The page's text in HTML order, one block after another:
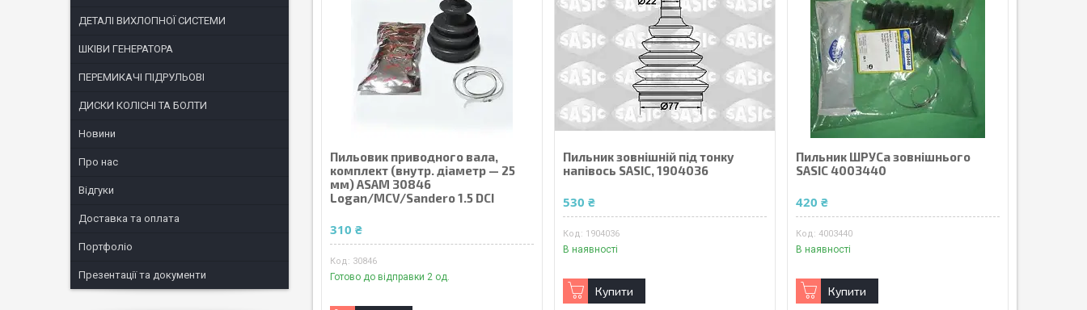
Пильовик приводного вала,
комплект (внутр. діаметр — 25
мм) ASAM 30846
Logan/MCV/Sandero 1.5 DCI
310 ₴
30846
Готово до відправки 2 од.
Пильник зовнішній під тонку
напівось SASIC, 1904036
530 ₴
1904036
В наявності
Купити
Пильник ШРУСа зовнішнього
SASIC 4003440
420 ₴
4003440
В наявності
Купити
ДЕТАЛІ ВИХЛОПНОЇ СИСТЕМИ
ШКІВИ ГЕНЕРАТОРА
ПЕРЕМИКАЧІ ПІДРУЛЬОВІ
ДИСКИ КОЛІСНІ ТА БОЛТИ
Новини
Про нас
Відгуки
Доставка та оплата
Портфоліо
Презентації та документи